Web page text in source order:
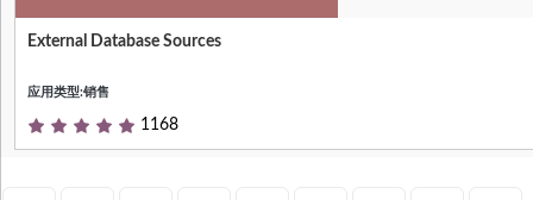
Null
External Database Sources
应用类型:销售
1168